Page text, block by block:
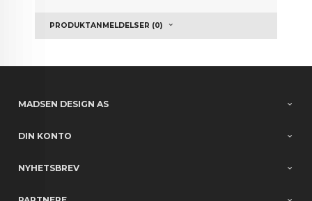
PRODUKTANMELDELSER (0)
MADSEN DESIGN AS
DIN KONTO
NYHETSBREV